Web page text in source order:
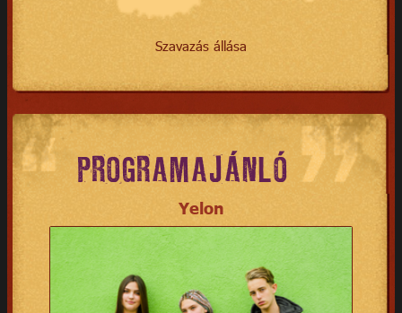
Szavazás állása
PROGRAMAJÁNLÓ
Yelon